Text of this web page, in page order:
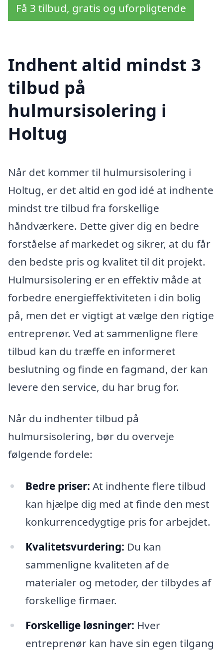
Få 3 tilbud, gratis og uforpligtende
Indhent altid mindst 3
tilbud på
hulmursisolering i
Holtug
Når det kommer til hulmursisolering i
Holtug, er det altid en god idé at indhente
mindst tre tilbud fra forskellige
håndværkere. Dette giver dig en bedre
forståelse af markedet og sikrer, at du får
den bedste pris og kvalitet til dit projekt.
Hulmursisolering er en effektiv måde at
forbedre energieffektiviteten i din bolig
på, men det er vigtigt at vælge den rigtige
entreprenør. Ved at sammenligne flere
tilbud kan du træffe en informeret
beslutning og finde en fagmand, der kan
levere den service, du har brug for.
Når du indhenter tilbud på
hulmursisolering, bør du overveje
følgende fordele:
Bedre priser: At indhente flere tilbud
kan hjælpe dig med at finde den mest
konkurrencedygtige pris for arbejdet.
Kvalitetsvurdering: Du kan
sammenligne kvaliteten af de
materialer og metoder, der tilbydes af
forskellige firmaer.
Forskellige løsninger: Hver
entreprenør kan have sin egen tilgang